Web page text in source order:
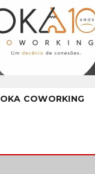
OKA COWORKING